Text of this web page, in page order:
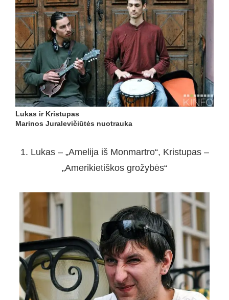
Lukas ir Kristupas
Marinos Juralevičiūtės nuotrauka
1. Lukas – „Amelija iš Monmartro“, Kristupas –
„Amerikietiškos grožybės“